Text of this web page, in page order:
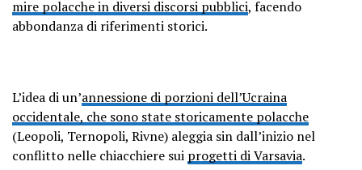
mire polacche in diversi discorsi pubblici, facendo
abbondanza di riferimenti storici.
L’idea di un’annessione di porzioni dell’Ucraina
occidentale, che sono state storicamente polacche
(Leopoli, Ternopoli, Rivne) aleggia sin dall’inizio nel
conflitto nelle chiacchiere sui progetti di Varsavia.